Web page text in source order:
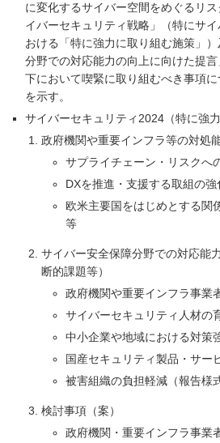
に変化するサイバー空間をめぐるリ
イバーセキュリティ戦略」（特にサ
おける「特に強力に取り組む施策」
分野での対応能力の向上に向けた提
下において喫緊に取り組むべき事項
を示す。
サイバーセキュリティ2024（特に強
政府機関や重要インフラ等の対処
サプライチェーン・リスクへ
DXを推進・支援する取組の強
欧米主要国をはじめとする関
等
サイバー安全保障分野での対応能
断的課題等）
政府機関や重要インフラ事業
サイバーセキュリティ人材の
中小企業や地域における対策
国産セキュリティ製品・サー
被害組織の負担軽減（報告様
検討事項（案）
政府機関・重要インフラ事業